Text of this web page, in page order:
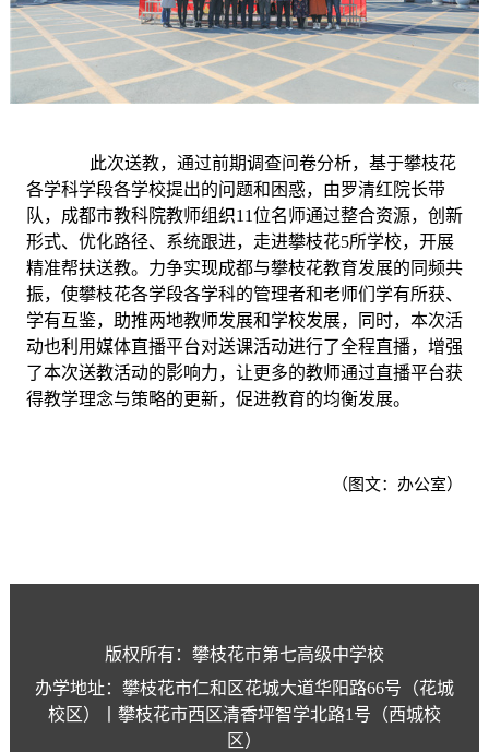
此次送教，通过前期调查问卷分析，基于攀枝花
各学科学段各学校提出的问题和困惑，由罗清红院长带
队，成都市教科院教师组织11位名师通过整合资源，创新
形式、优化路径、系统跟进，走进攀枝花5所学校，开展
精准帮扶送教。力争实现成都与攀枝花教育发展的同频共
振，使攀枝花各学段各学科的管理者和老师们学有所获、
学有互鉴，助推两地教师发展和学校发展，同时，本次活
动也利用媒体直播平台对送课活动进行了全程直播，增强
了本次送教活动的影响力，让更多的教师通过直播平台获
得教学理念与策略的更新，促进教育的均衡发展。
（图文：办公室）
版权所有：攀枝花市第七高级中学校
办学地址：攀枝花市仁和区花城大道华阳路66号（花城
校区）丨攀枝花市西区清香坪智学北路1号（西城校
区）